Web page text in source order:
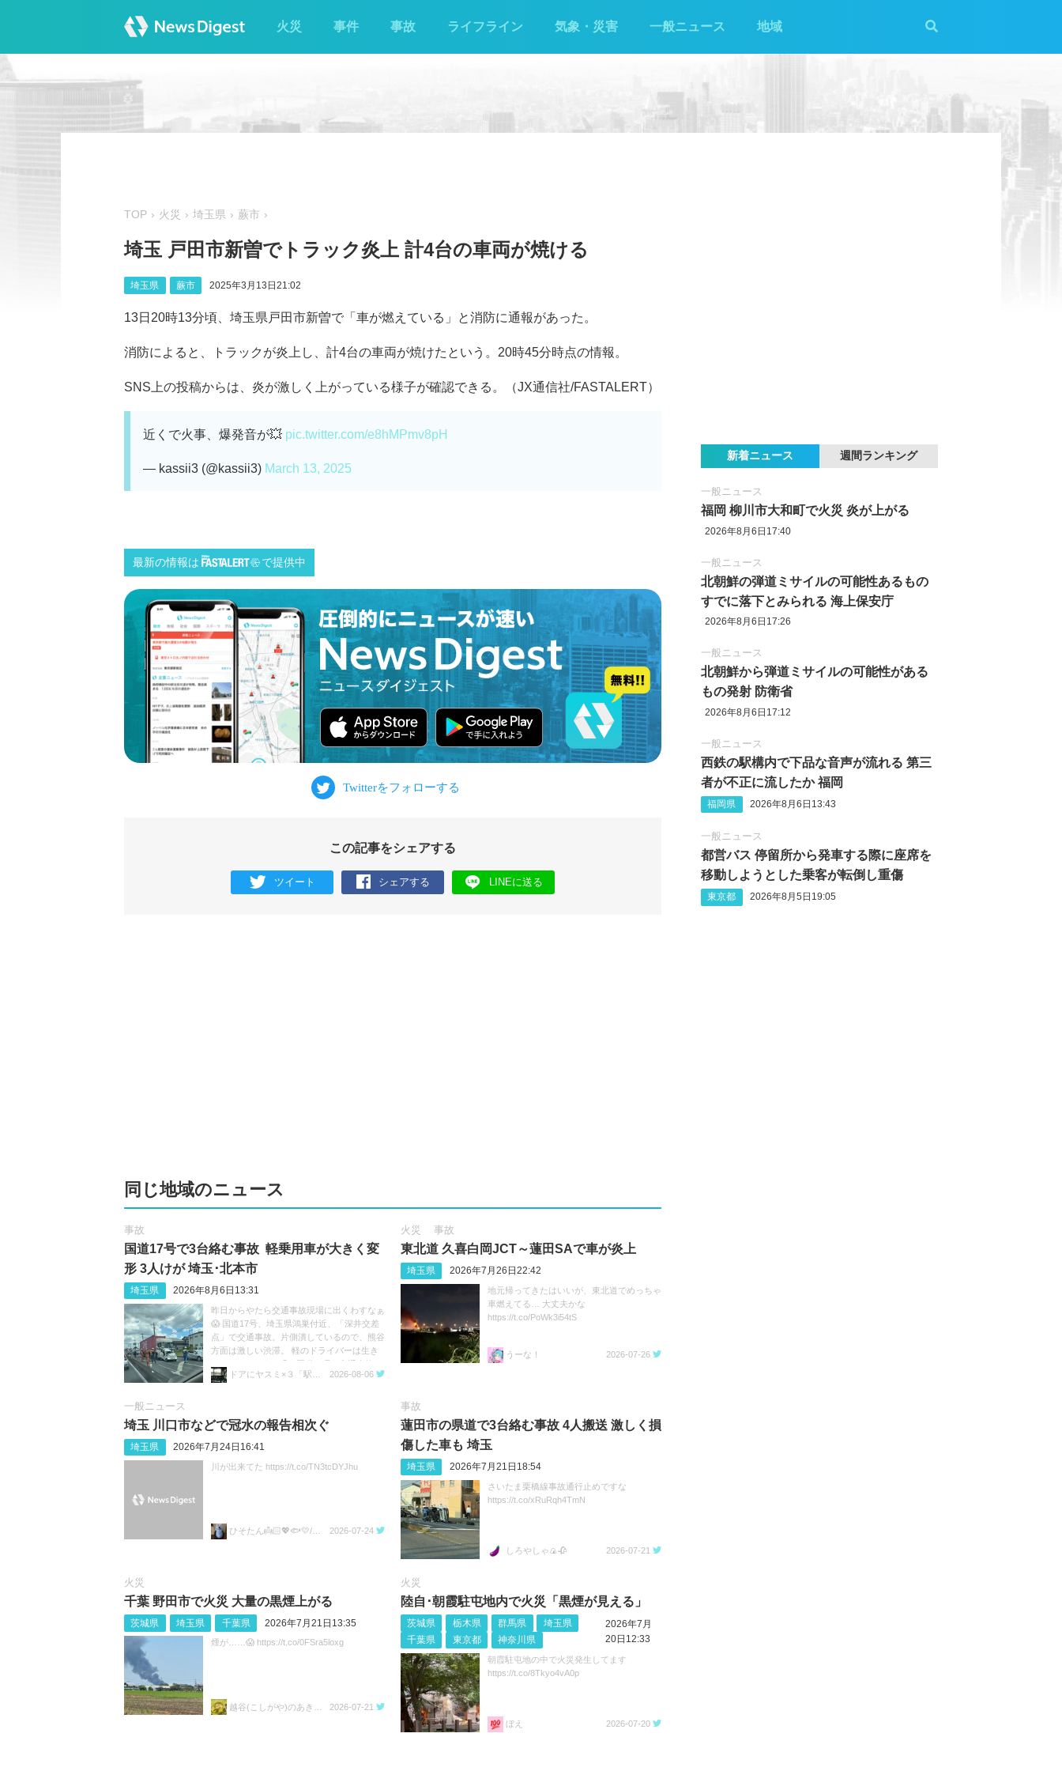
火災 事件 事故 ライフライン 気象・災害 一般ニュース 地域
TOP 火災 埼玉県 蕨市
埼玉 戸田市新曽でトラック炎上 計4台の車両が焼ける
埼玉県 蕨市 2025年3月13日21:02
13日20時13分頃、埼玉県戸田市新曽で「車が燃えている」と消防に通報があった。
消防によると、トラックが炎上し、計4台の車両が焼けたという。20時45分時点の情報。
SNS上の投稿からは、炎が激しく上がっている様子が確認できる。（JX通信社/FASTALERT）
近くで火事、爆発音が💥 pic.twitter.com/e8hMPmv8pH
— kassii3 (@kassii3) March 13, 2025
最新の情報は で提供中
この記事をシェアする
ツイート シェアする LINEに送る
同じ地域のニュース
事故
国道17号で3台絡む事故 軽乗用車が大きく変
形 3人けが 埼玉･北本市
埼玉県 2026年8月6日13:31
昨日からやたら交通事故現場に出くわすなぁ
😱 国道17号、埼玉県鴻巣付近、「深井交差
点」で交通事故。片側潰しているので、熊谷
方面は激しい渋滞。 軽のドライバーは生き
ているのだろうか😓 #国道17号 #交通事故 #
渋滞 https://t.co/sGeXdbCMfk
2026-08-06
火災 事故
東北道 久喜白岡JCT～蓮田SAで車が炎上
埼玉県 2026年7月26日22:42
地元帰ってきたはいいが、東北道でめっちゃ
車燃えてる… 大丈夫かな
https://t.co/PoWk3i54tS
うーな！ 2026-07-26
一般ニュース
埼玉 川口市などで冠水の報告相次ぐ
埼玉県 2026年7月24日16:41
川が出来てた https://t.co/TN3tcDYJhu
2026-07-24
事故
蓮田市の県道で3台絡む事故 4人搬送 激しく損
傷した車も 埼玉
埼玉県 2026年7月21日18:54
さいたま栗橋線事故通行止めですな
https://t.co/xRuRqh4TmN
しろやしゃ🍙🥀 2026-07-21
火災
千葉 野田市で火災 大量の黒煙上がる
茨城県 埼玉県 千葉県 2026年7月21日13:35
煙が……😱 https://t.co/0FSra5loxg
2026-07-21
火災
陸自･朝霞駐屯地内で火災「黒煙が見える」
茨城県 栃木県 群馬県
埼玉県
千葉県
東京都 神奈川県
2026年7月
20日12:33
朝霞駐屯地の中で火災発生してます
https://t.co/8Tkyo4vA0p
ぼえ 2026-07-20
新着ニュース 週間ランキング
一般ニュース
福岡 柳川市大和町で火災 炎が上がる
2026年8月6日17:40
一般ニュース
北朝鮮の弾道ミサイルの可能性あるもの
すでに落下とみられる 海上保安庁
2026年8月6日17:26
一般ニュース
北朝鮮から弾道ミサイルの可能性がある
もの発射 防衛省
2026年8月6日17:12
一般ニュース
西鉄の駅構内で下品な音声が流れる 第三
者が不正に流したか 福岡
福岡県 2026年8月6日13:43
一般ニュース
都営バス 停留所から発車する際に座席を
移動しようとした乗客が転倒し重傷
東京都 2026年8月5日19:05